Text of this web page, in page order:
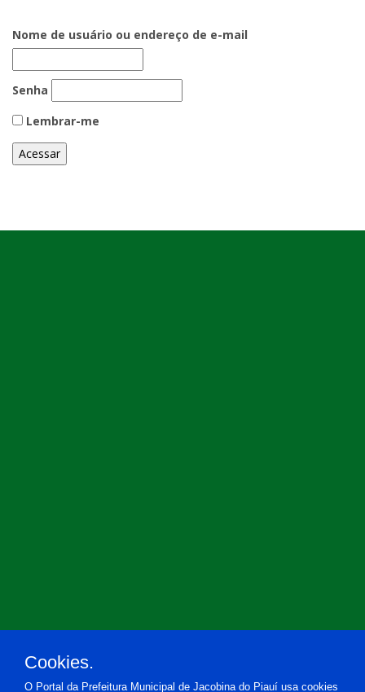
Nome de usuário ou endereço de e-mail
Senha
Lembrar-me
Cookies.
O Portal da Prefeitura Municipal de Jacobina do Piauí usa cookies